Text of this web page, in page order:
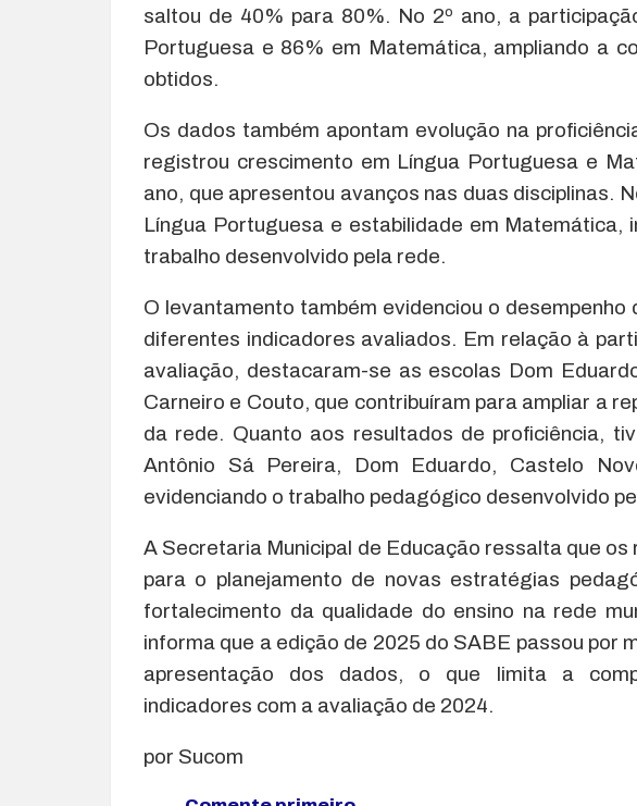
saltou de 40% para 80%. No 2º ano, a
Portuguesa e 86% em Matemática, ampliando a
obtidos.
Os dados também apontam evolução na
registrou crescimento em Língua Portuguesa e
ano, que apresentou avanços nas duas disciplinas.
Língua Portuguesa e estabilidade em Matemática,
trabalho desenvolvido pela rede.
O levantamento também evidenciou o desempenho
diferentes indicadores avaliados. Em relação à
avaliação, destacaram-se as escolas Dom
Carneiro e Couto, que contribuíram para ampliar a
da rede. Quanto aos resultados de proficiência,
Antônio Sá Pereira, Dom Eduardo, Castelo
evidenciando o trabalho pedagógico desenvolvido
A Secretaria Municipal de Educação ressalta que
para o planejamento de novas estratégias
fortalecimento da qualidade do ensino na rede
informa que a edição de 2025 do SABE passou por
apresentação dos dados, o que limita a
indicadores com a avaliação de 2024.
por Sucom